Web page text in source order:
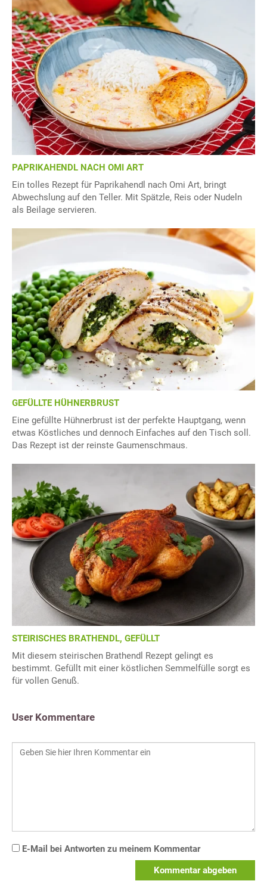
PAPRIKAHENDL NACH OMI ART
Ein tolles Rezept für Paprikahendl nach Omi Art, bringt
Abwechslung auf den Teller. Mit Spätzle, Reis oder Nudeln
als Beilage servieren.
GEFÜLLTE HÜHNERBRUST
Eine gefüllte Hühnerbrust ist der perfekte Hauptgang, wenn
etwas Köstliches und dennoch Einfaches auf den Tisch soll.
Das Rezept ist der reinste Gaumenschmaus.
STEIRISCHES BRATHENDL, GEFÜLLT
Mit diesem steirischen Brathendl Rezept gelingt es
bestimmt. Gefüllt mit einer köstlichen Semmelfülle sorgt es
für vollen Genuß.
User Kommentare
E-Mail bei Antworten zu meinem Kommentar
Kommentar abgeben